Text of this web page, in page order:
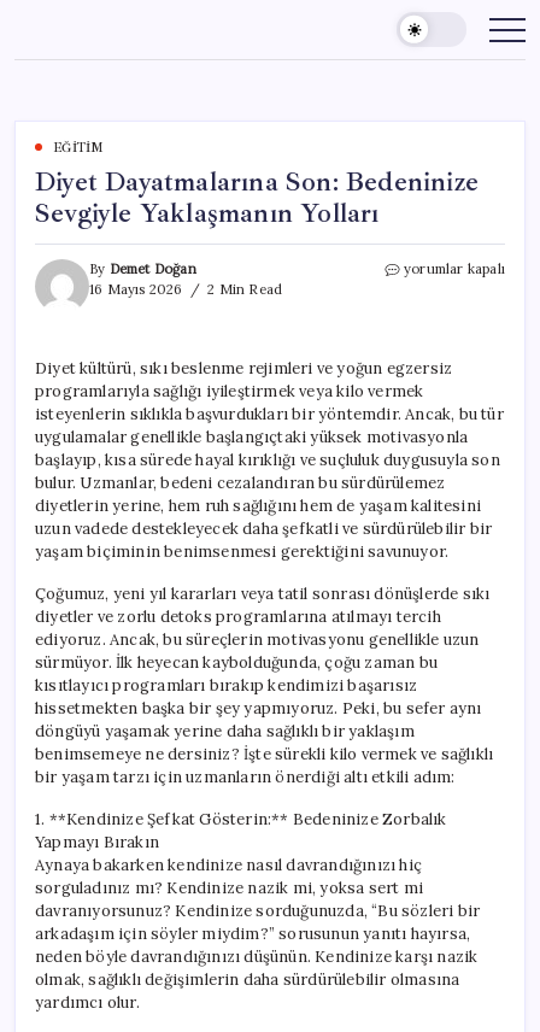
content
EĞITIM
Diyet Dayatmalarına Son: Bedeninize
Sevgiyle Yaklaşmanın Yolları
By Demet Doğan
16 Mayıs 2026
2 Min Read
Diyet
Yaklaşmanın
Yolları
için
yorumlar kapalı
Diyet kültürü, sıkı beslenme rejimleri ve yoğun egzersiz
programlarıyla sağlığı iyileştirmek veya kilo vermek
isteyenlerin sıklıkla başvurdukları bir yöntemdir. Ancak, bu tür
uygulamalar genellikle başlangıçtaki yüksek motivasyonla
başlayıp, kısa sürede hayal kırıklığı ve suçluluk duygusuyla son
bulur. Uzmanlar, bedeni cezalandıran bu sürdürülemez
diyetlerin yerine, hem ruh sağlığını hem de yaşam kalitesini
uzun vadede destekleyecek daha şefkatli ve sürdürülebilir bir
yaşam biçiminin benimsenmesi gerektiğini savunuyor.
Çoğumuz, yeni yıl kararları veya tatil sonrası dönüşlerde sıkı
diyetler ve zorlu detoks programlarına atılmayı tercih
ediyoruz. Ancak, bu süreçlerin motivasyonu genellikle uzun
sürmüyor. İlk heyecan kaybolduğunda, çoğu zaman bu
kısıtlayıcı programları bırakıp kendimizi başarısız
hissetmekten başka bir şey yapmıyoruz. Peki, bu sefer aynı
döngüyü yaşamak yerine daha sağlıklı bir yaklaşım
benimsemeye ne dersiniz? İşte sürekli kilo vermek ve sağlıklı
bir yaşam tarzı için uzmanların önerdiği altı etkili adım:
1. **Kendinize Şefkat Gösterin:** Bedeninize Zorbalık
Yapmayı Bırakın
Aynaya bakarken kendinize nasıl davrandığınızı hiç
sorguladınız mı? Kendinize nazik mi, yoksa sert mi
davranıyorsunuz? Kendinize sorduğunuzda, “Bu sözleri bir
arkadaşım için söyler miydim?” sorusunun yanıtı hayırsa,
neden böyle davrandığınızı düşünün. Kendinize karşı nazik
olmak, sağlıklı değişimlerin daha sürdürülebilir olmasına
yardımcı olur.